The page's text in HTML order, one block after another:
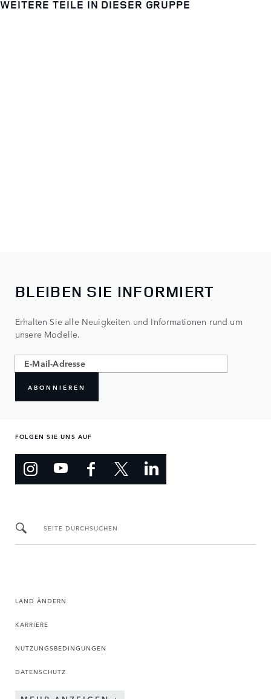
WEITERE TEILE IN DIESER GRUPPE
BLEIBEN SIE INFORMIERT
Erhalten Sie alle Neuigkeiten und Informationen rund um
unsere Modelle.
ABONNIEREN
FOLGEN SIE UNS AUF
SEITE DURCHSUCHEN
LAND ÄNDERN
KARRIERE
NUTZUNGSBEDINGUNGEN
DATENSCHUTZ